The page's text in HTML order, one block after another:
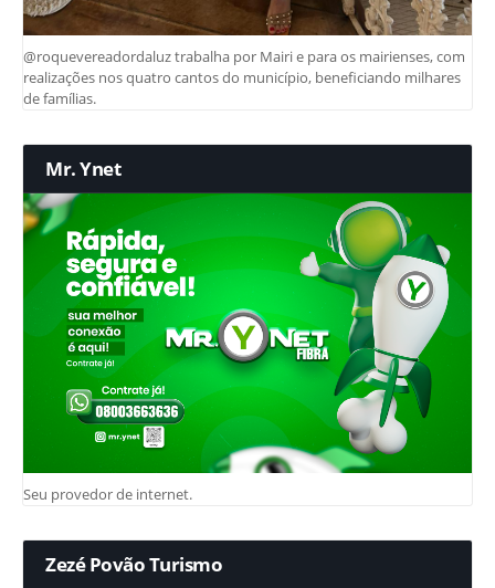
@roquevereadordaluz trabalha por Mairi e para os mairienses, com
realizações nos quatro cantos do município, beneficiando milhares
de famílias.
Mr. Ynet
Seu provedor de internet.
Zezé Povão Turismo